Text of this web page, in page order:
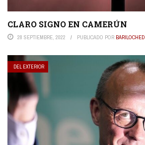
CLARO SIGNO EN CAMERÚN
28 SEPTIEMBRE, 2022 PUBLICADO POR BARILOCHED
DEL EXTERIOR